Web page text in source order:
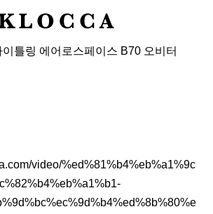
틀링 에어로스페이스 B70 오비터
video/%ed%81%b4%eb%a1%9c